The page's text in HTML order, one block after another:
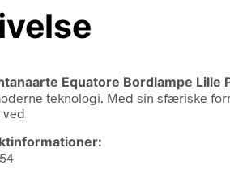
Equatore Bordlampe Lille
teknologi. Med sin sfæriske